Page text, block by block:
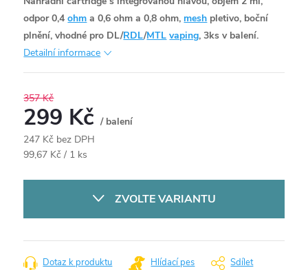
odpor 0,4ohm a 0,6 ohm a 0,8 ohm, mesh pletivo, boční
plnění, vhodné pro DL/RDL/MTL vaping, 3ks v balení.
Detailní informace
357 Kč
299 Kč/ balení
247 Kč bez DPH
Měrná
99,67 Kč / 1 ks
ZVOLTE VARIANTU
Dotaz k produktu Hlídací pes Sdílet